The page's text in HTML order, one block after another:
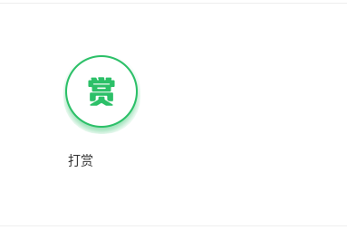
打赏